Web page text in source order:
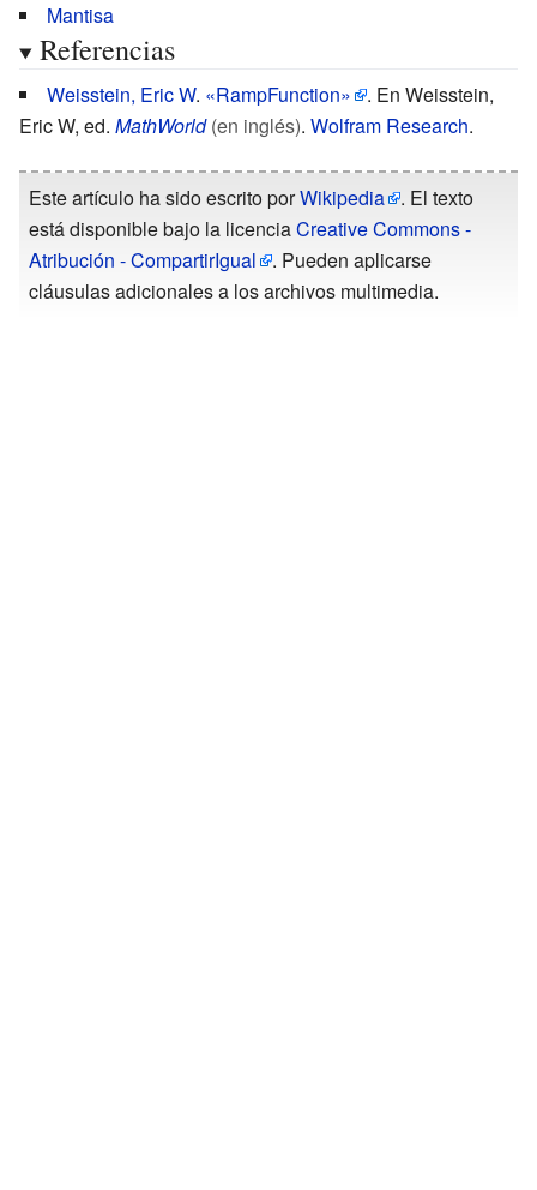
Mantisa
Referencias
Weisstein, Eric W. «RampFunction»
. En Weisstein,
Eric W, ed. MathWorld (en inglés). Wolfram Research.
Este artículo ha sido escrito porWikipedia
. El texto
está disponible bajo la licenciaCreative Commons -
Atribución - CompartirIgual
. Pueden aplicarse
cláusulas adicionales a los archivos multimedia.